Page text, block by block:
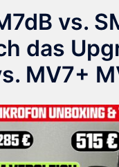
vs.
das
MV7+